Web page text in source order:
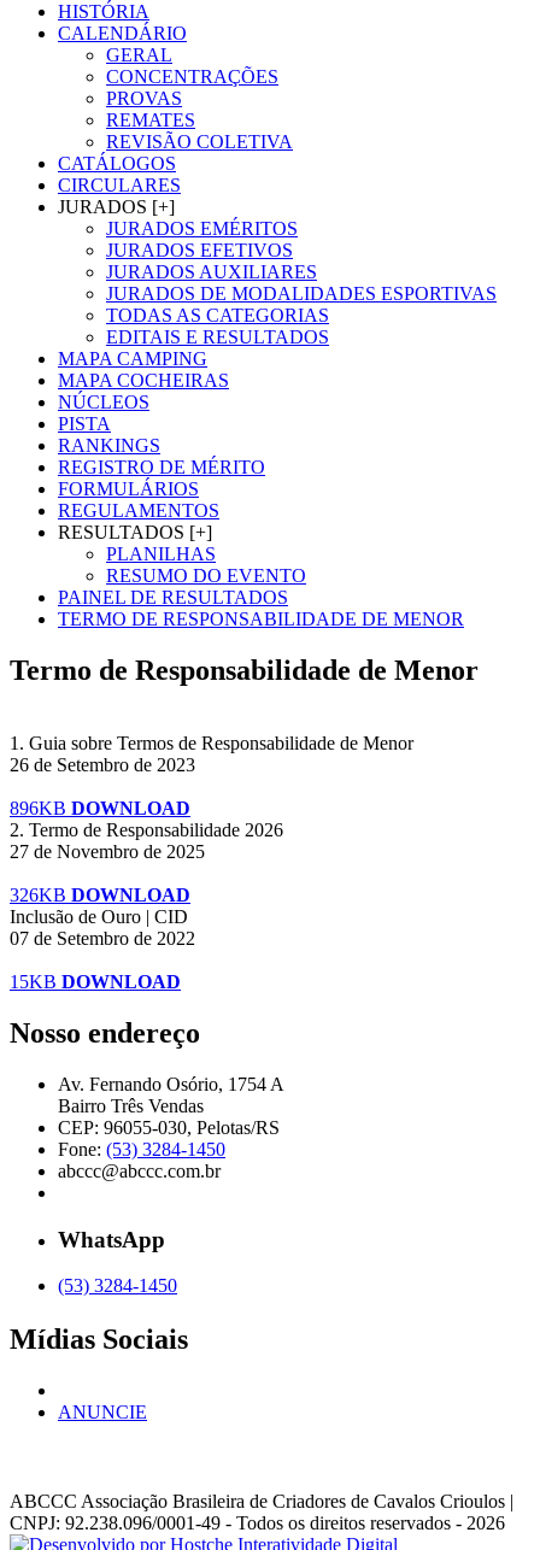
HISTÓRIA
CALENDÁRIO
GERAL
CONCENTRAÇÕES
PROVAS
REMATES
REVISÃO COLETIVA
CATÁLOGOS
CIRCULARES
JURADOS [+]
JURADOS EMÉRITOS
JURADOS EFETIVOS
JURADOS AUXILIARES
JURADOS DE MODALIDADES ESPORTIVAS
TODAS AS CATEGORIAS
EDITAIS E RESULTADOS
MAPA CAMPING
MAPA COCHEIRAS
NÚCLEOS
PISTA
RANKINGS
REGISTRO DE MÉRITO
FORMULÁRIOS
REGULAMENTOS
RESULTADOS [+]
PLANILHAS
RESUMO DO EVENTO
PAINEL DE RESULTADOS
TERMO DE RESPONSABILIDADE DE MENOR
Termo de Responsabilidade de Menor
1. Guia sobre Termos de Responsabilidade de Menor
26 de Setembro de 2023
896KB DOWNLOAD
2. Termo de Responsabilidade 2026
27 de Novembro de 2025
326KB DOWNLOAD
Inclusão de Ouro | CID
07 de Setembro de 2022
15KB DOWNLOAD
Nosso endereço
Av. Fernando Osório, 1754 A
Bairro Três Vendas
CEP: 96055-030, Pelotas/RS
Fone: (53) 3284-1450
abccc@abccc.com.br
WhatsApp
(53) 3284-1450
Mídias Sociais
ANUNCIE
ABCCC Associação Brasileira de Criadores de Cavalos Crioulos |
CNPJ: 92.238.096/0001-49 - Todos os direitos reservados - 2026